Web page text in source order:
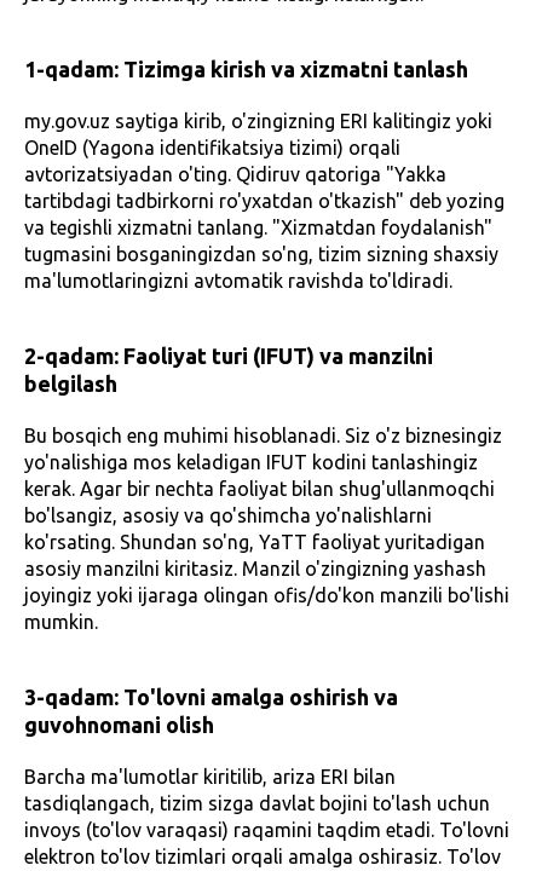
1-qadam: Tizimga kirish va xizmatni tanlash
my.gov.uz saytiga kirib, o'zingizning ERI kalitingiz yoki
OneID (Yagona identifikatsiya tizimi) orqali
avtorizatsiyadan o'ting. Qidiruv qatoriga "Yakka
tartibdagi tadbirkorni ro'yxatdan o'tkazish" deb yozing
va tegishli xizmatni tanlang. "Xizmatdan foydalanish"
tugmasini bosganingizdan so'ng, tizim sizning shaxsiy
ma'lumotlaringizni avtomatik ravishda to'ldiradi.
2-qadam: Faoliyat turi (IFUT) va manzilni
belgilash
Bu bosqich eng muhimi hisoblanadi. Siz o'z biznesingiz
yo'nalishiga mos keladigan IFUT kodini tanlashingiz
kerak. Agar bir nechta faoliyat bilan shug'ullanmoqchi
bo'lsangiz, asosiy va qo'shimcha yo'nalishlarni
ko'rsating. Shundan so'ng, YaTT faoliyat yuritadigan
asosiy manzilni kiritasiz. Manzil o'zingizning yashash
joyingiz yoki ijaraga olingan ofis/do'kon manzili bo'lishi
mumkin.
3-qadam: To'lovni amalga oshirish va
guvohnomani olish
Barcha ma'lumotlar kiritilib, ariza ERI bilan
tasdiqlangach, tizim sizga davlat bojini to'lash uchun
invoys (to'lov varaqasi) raqamini taqdim etadi. To'lovni
elektron to'lov tizimlari orqali amalga oshirasiz. To'lov